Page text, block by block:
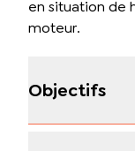
en situation de
moteur.
Objectifs